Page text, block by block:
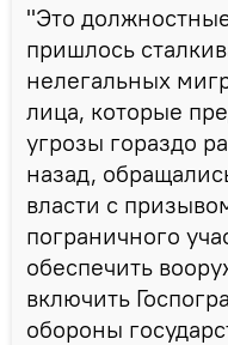
"Это
пришлось
нелегальных
лица, которые
угрозы гораздо
назад,
власти с
пограничного
обеспечить
включить
обороны